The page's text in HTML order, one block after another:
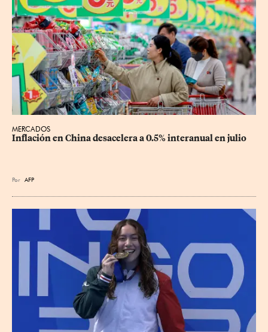
MERCADOS
Inflación en China desacelera a 0.5% interanual en julio
Por AFP